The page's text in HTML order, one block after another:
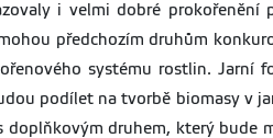
i velmi dobré prokořenění
předchozím druhům
systému rostlin. Jarní
podílet na tvorbě biomasy v
doplňkovým druhem, který bude